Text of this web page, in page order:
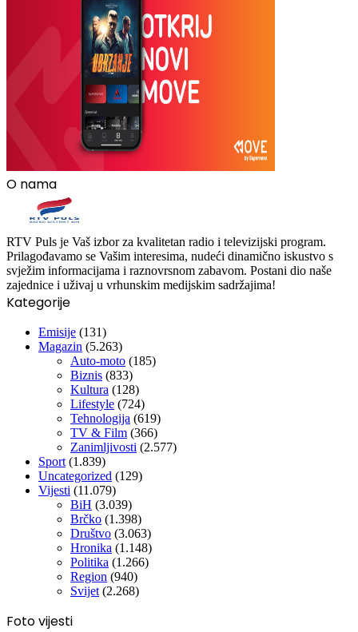
O nama
RTV Puls je Vaš izbor za kvalitetan radio i televizijski program.
Prilagođavamo se Vašim interesima, nudeći dinamično iskustvo s
svježim informacijama i raznovrsnom zabavom. Postani dio naše
zajednice i uživaj u vrhunskim medijskim sadržajima!
Kategorije
Emisije (131)
Magazin (5.263)
Auto-moto (185)
Biznis (833)
Kultura (128)
Lifestyle (724)
Tehnologija (619)
TV & Film (366)
Zanimljivosti (2.577)
Sport (1.839)
Uncategorized (129)
Vijesti (11.079)
BiH (3.039)
Brčko (1.398)
Društvo (3.063)
Hronika (1.148)
Politika (1.266)
Region (940)
Svijet (2.268)
Foto vijesti